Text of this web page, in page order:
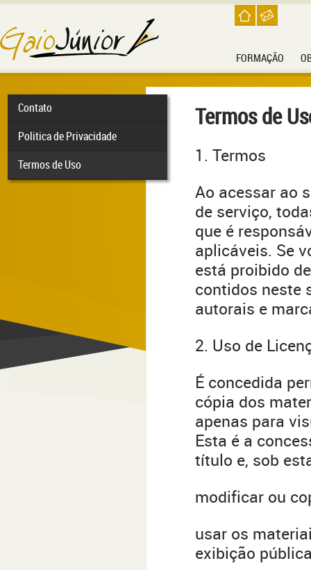
FORMAÇÃO
Contato
Politica de Privacidade
Termos de Uso
Termos de
1. Termos
Ao acessar ao
de serviço,
que é
aplicáveis. Se
está proibido
contidos neste
autorais e
2. Uso de
É concedida
cópia dos
apenas para
Esta é a
título e, sob
modificar ou
usar os
exibição